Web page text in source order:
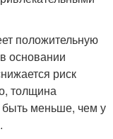
положительную
основании
риск
толщина
быть меньше, чем у